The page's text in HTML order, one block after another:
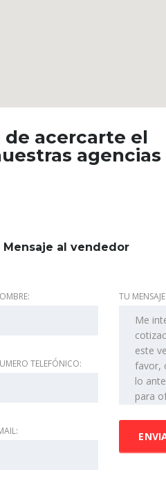
de acercarte el
agencias
Mensaje al vendedor
TELEFÓNICO:
TU MENSAJE